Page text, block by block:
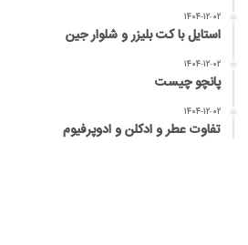
۱۴۰۴-۱۲-۰۲
استایل با کت بلیزر و شلوار جین
۱۴۰۴-۱۲-۰۲
پانچو چیست
۱۴۰۴-۱۲-۰۲
تفاوت عطر و ادکلن و ادوپرفیوم